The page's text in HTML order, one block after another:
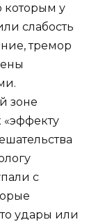
которым у
слабость
тремор
зоне
с
удары или